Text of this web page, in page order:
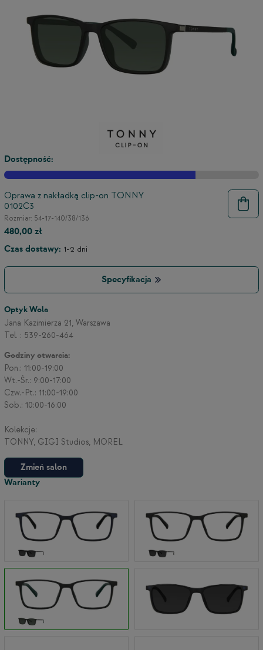
Dostępność:
Oprawa z nakładką clip-on TONNY
0102C3
Rozmiar: 54-17-140/38/136
480,00 zł
Czas dostawy: 1-2 dni
Specyfikacja
Optyk Wola
Jana Kazimierza 21, Warszawa
Tel. : 539-260-464
Godziny otwarcia:
Zmień salon
Pon.: 11:00-19:00
Wt.-Śr.: 9:00-17:00
Czw.-Pt.: 11:00-19:00
Sob.: 10:00-16:00
Kolekcje:
TONNY, GIGI Studios, MOREL
Warianty